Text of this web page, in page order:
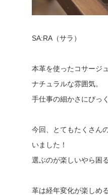
SA:RA（サラ）
本革を使ったコサージ
ナチュラルな雰囲気。
手仕事の細かさにびっ
今回、とてもたくさん
いました！
選ぶのが楽しいやら困
革は経年変化が楽しめ